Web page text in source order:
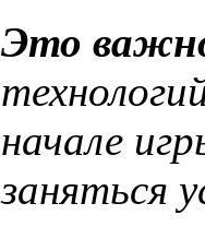
Это
начале
заняться